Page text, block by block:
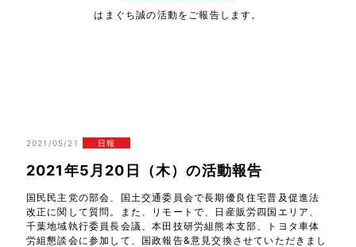
はまぐち誠の活動をご報告します。
2021/05/21 日報
2021年5月20日（木）の活動報告
国民民主党の部会、国土交通委員会で長期優良住宅普及促進法
改正に関して質問。また、リモートで、日産販労四国エリア、
千葉地域執行委員長会議、本田技研労組熊本支部、トヨタ車体
労組懇談会に参加して、国政報告&意見交換させていただきまし